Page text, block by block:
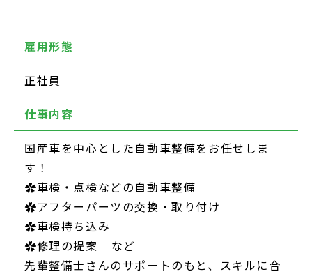
雇用形態
正社員
仕事内容
国産車を中心とした自動車整備をお任せしま
す！
✿車検・点検などの自動車整備
✿アフターパーツの交換・取り付け
✿車検持ち込み
✿修理の提案 など
先輩整備士さんのサポートのもと、スキルに合